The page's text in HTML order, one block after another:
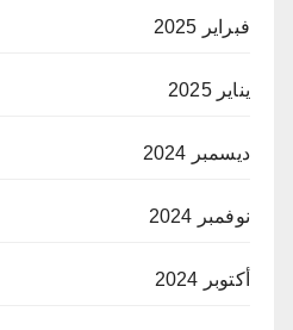
فبراير 2025
يناير 2025
ديسمبر 2024
نوفمبر 2024
أكتوبر 2024